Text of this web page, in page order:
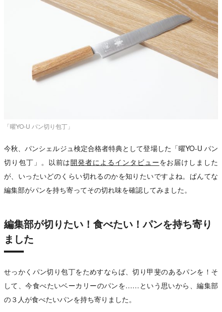
「曜YO-U パン切り包丁」
今秋、パンシェルジュ検定合格者特典として登場した「曜YO-U パン
切り包丁」。以前は開発者によるインタビューをお届けしました
が、いったいどのくらい切れるのかを知りたいですよね。ぱんてな
編集部がパンを持ち寄ってその切れ味を確認してみました。
編集部が切りたい！食べたい！パンを持ち寄り
ました
せっかくパン切り包丁をためすならば、切り甲斐のあるパンを！そ
して、今食べたいベーカリーのパンを……という思いから、編集部
の３人が食べたいパンを持ち寄りました。